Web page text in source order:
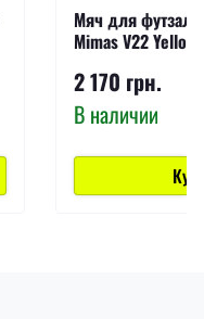
Мяч для
Mimas V22
2 170 грн.
В наличии